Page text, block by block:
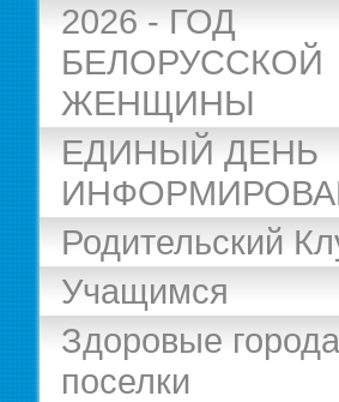
2026 - ГОД
БЕЛОРУССКОЙ
ЖЕНЩИНЫ
ЕДИНЫЙ ДЕНЬ
Родительский
Учащимся
Здоровые
поселки